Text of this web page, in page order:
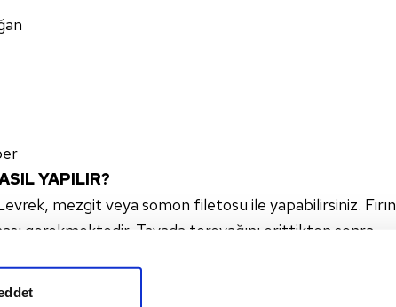
YAPILIR?
mezgit veya somon filetosu ile yapabilirsiniz. Fırın
gerekmektedir. Tavada tereyağını erittikten sonra
sote etmelisiniz. Domatesleri tava zarı
ince halkalar halinde kesilmiş biberler ile taze soğanları